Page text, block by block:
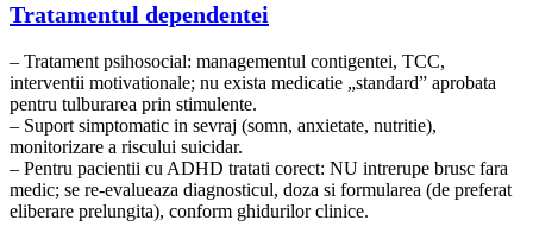
Tratamentul dependentei
– Tratament psihosocial: managementul contigentei, TCC,
interventii motivationale; nu exista medicatie „standard” aprobata
pentru tulburarea prin stimulente.
– Suport simptomatic in sevraj (somn, anxietate, nutritie),
monitorizare a riscului suicidar.
– Pentru pacientii cu ADHD tratati corect: NU intrerupe brusc fara
medic; se re-evalueaza diagnosticul, doza si formularea (de preferat
eliberare prelungita), conform ghidurilor clinice.